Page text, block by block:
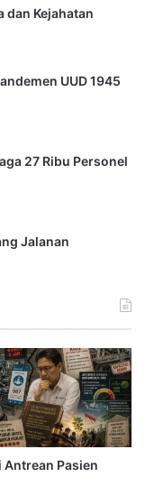
dan Kejahatan
UUD 1945
27 Ribu Personel
Jalanan
Antrean Pasien